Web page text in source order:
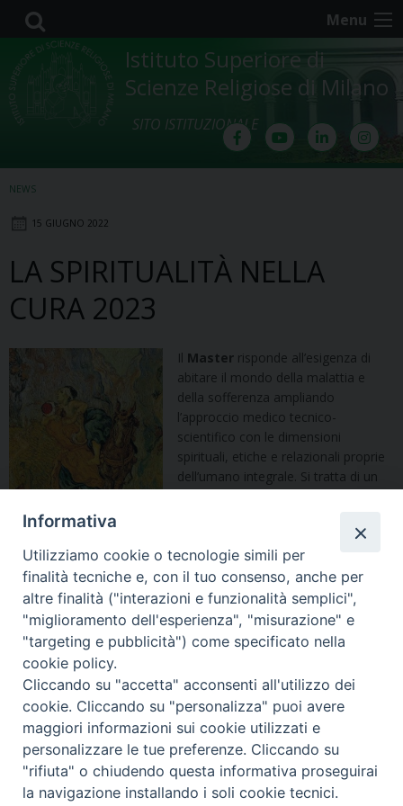
Skip
content
Menu
Istituto Superiore di
Scienze Religiose di Milano
SITO ISTITUZIONALE
NEWS
15 GIUGNO 2022
LA SPIRITUALITÀ NELLA
CURA 2023
Il Master risponde all’esigenza di
abitare il mondo della malattia e
della sofferenza ampliando
l’approccio medico tecnico-
scientifico con le dimensioni
spirituali, etiche e relazionali proprie
dell’umano integrale. Si tratta di un
competenze teologiche, pastorali,
relazionali, di scienze umane e
sanitarie al fine di testimoniare il Vangelo della vita e di illuminare
la dolorosa condizione della malattia, in special modo nelle sue
fasi terminali, in cui la persona fa esperienza della propria
finitezza. La cura pastorale ha il suo nucleo
nell’accompagnamento spirituale, in cui traspare il carattere
trascendente proprio della persona umana, che dischiude il
dialogo tra proposta cristiana e differenti mondovisioni che
abitano l’odierna società plurale.
Per maggiori informazioni e sulle modalità di iscrizione, cliccare
sulseguente link.
Informativa
Utilizziamo cookie o tecnologie simili per
finalità tecniche e, con il tuo consenso, anche per
altre finalità ("interazioni e funzionalità semplici",
"miglioramento dell'esperienza", "misurazione" e
"targeting e pubblicità") come specificato nella
cookie policy.
Cliccando su "accetta" acconsenti all'utilizzo dei
cookie. Cliccando su "personalizza" puoi avere
maggiori informazioni sui cookie utilizzati e
personalizzare le tue preferenze. Cliccando su
"rifiuta" o chiudendo questa informativa proseguirai
la navigazione installando i soli cookie tecnici.